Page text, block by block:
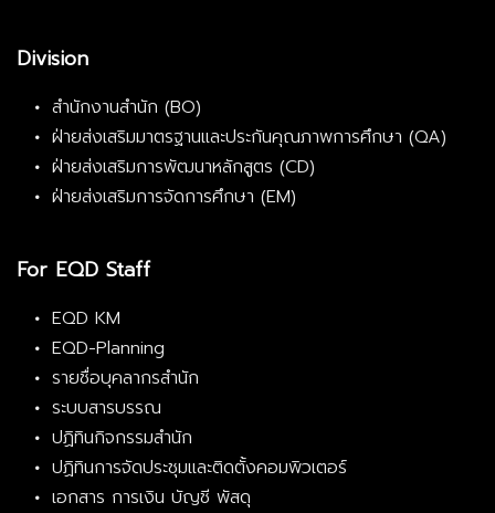
Division
สำนักงานสำนัก (BO)
ฝ่ายส่งเสริมมาตรฐานและประกันคุณภาพการศึกษา (QA)
ฝ่ายส่งเสริมการพัฒนาหลักสูตร (CD)
ฝ่ายส่งเสริมการจัดการศึกษา (EM)
For EQD Staff
EQD KM
EQD-Planning
รายชื่อบุคลากรสำนัก
ระบบสารบรรณ
ปฏิทินกิจกรรมสำนัก
ปฏิทินการจัดประชุมและติดตั้งคอมพิวเตอร์
เอกสาร การเงิน บัญชี พัสดุ